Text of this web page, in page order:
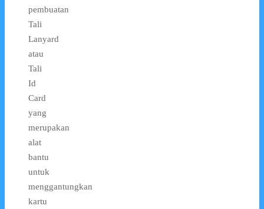
pembuatan
Tali
Lanyard
atau
Tali
Id
Card
yang
merupakan
alat
bantu
untuk
menggantungkan
kartu